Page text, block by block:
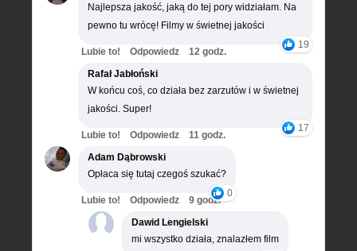
Najlepsza jakość, jaką do tej pory widziałam. Na
pewno tu wrócę! Filmy w świetnej jakości
19
Lubie to! Odpowiedz
12 godz.
Rafał Jabłoński
W końcu coś, co działa bez zarzutów i w świetnej
jakości. Super!
17
Lubie to! Odpowiedz
11 godz.
Adam Dąbrowski
Opłaca się tutaj czegoś szukać?
0
Lubie to! Odpowiedz
9 godz.
Dawid Lengielski
mi wszystko działa, znalazłem film